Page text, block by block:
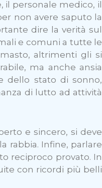
il personale medico, il
non avere saputo la
dire la verità sul
e comuni a tutte le
altrimenti gli si
ma anche ansia
dello stato di sonno,
di lutto ad attività
e sincero, si deve
rabbia. Infine, parlare
reciproco provato. In
con ricordi più belli